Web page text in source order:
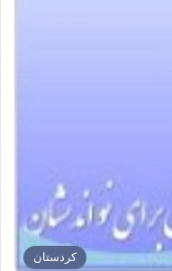
كردستان